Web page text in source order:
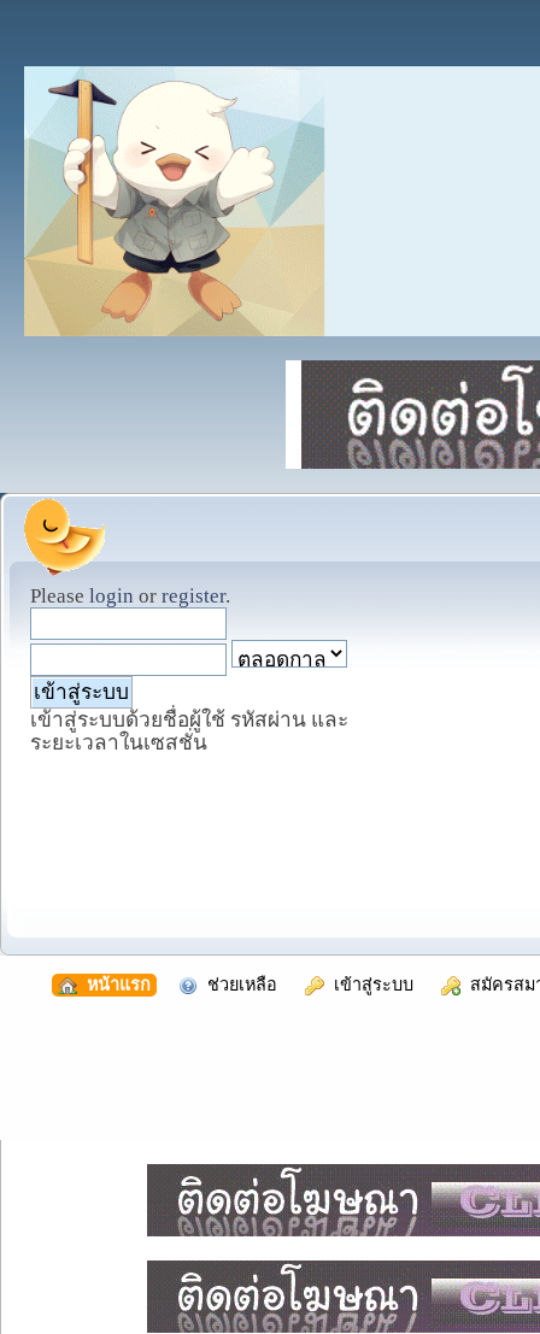
Please login or register.
เข้าสู่ระบบด้วยชื่อผู้ใช้ รหัสผ่าน และ
ระยะเวลาในเซสชั่น
หน้าแรก ช่วยเหลือ เข้าสู่ระบบ สมัครสม